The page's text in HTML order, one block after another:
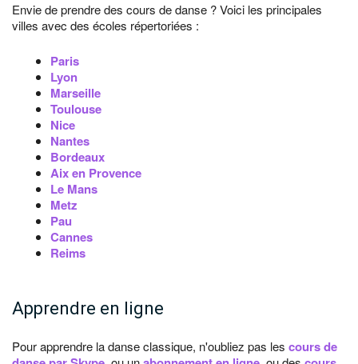
Envie de prendre des cours de danse ? Voici les principales
villes avec des écoles répertoriées :
Paris
Lyon
Marseille
Toulouse
Nice
Nantes
Bordeaux
Aix en Provence
Le Mans
Metz
Pau
Cannes
Reims
Apprendre en ligne
Pour apprendre la danse classique, n'oubliez pas les cours de